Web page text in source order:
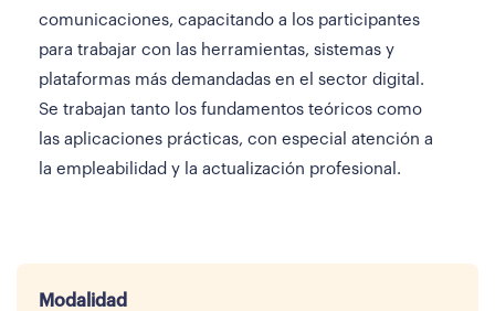
comunicaciones, capacitando a los participantes
para trabajar con las herramientas, sistemas y
plataformas más demandadas en el sector digital.
Se trabajan tanto los fundamentos teóricos como
las aplicaciones prácticas, con especial atención a
la empleabilidad y la actualización profesional.
Modalidad